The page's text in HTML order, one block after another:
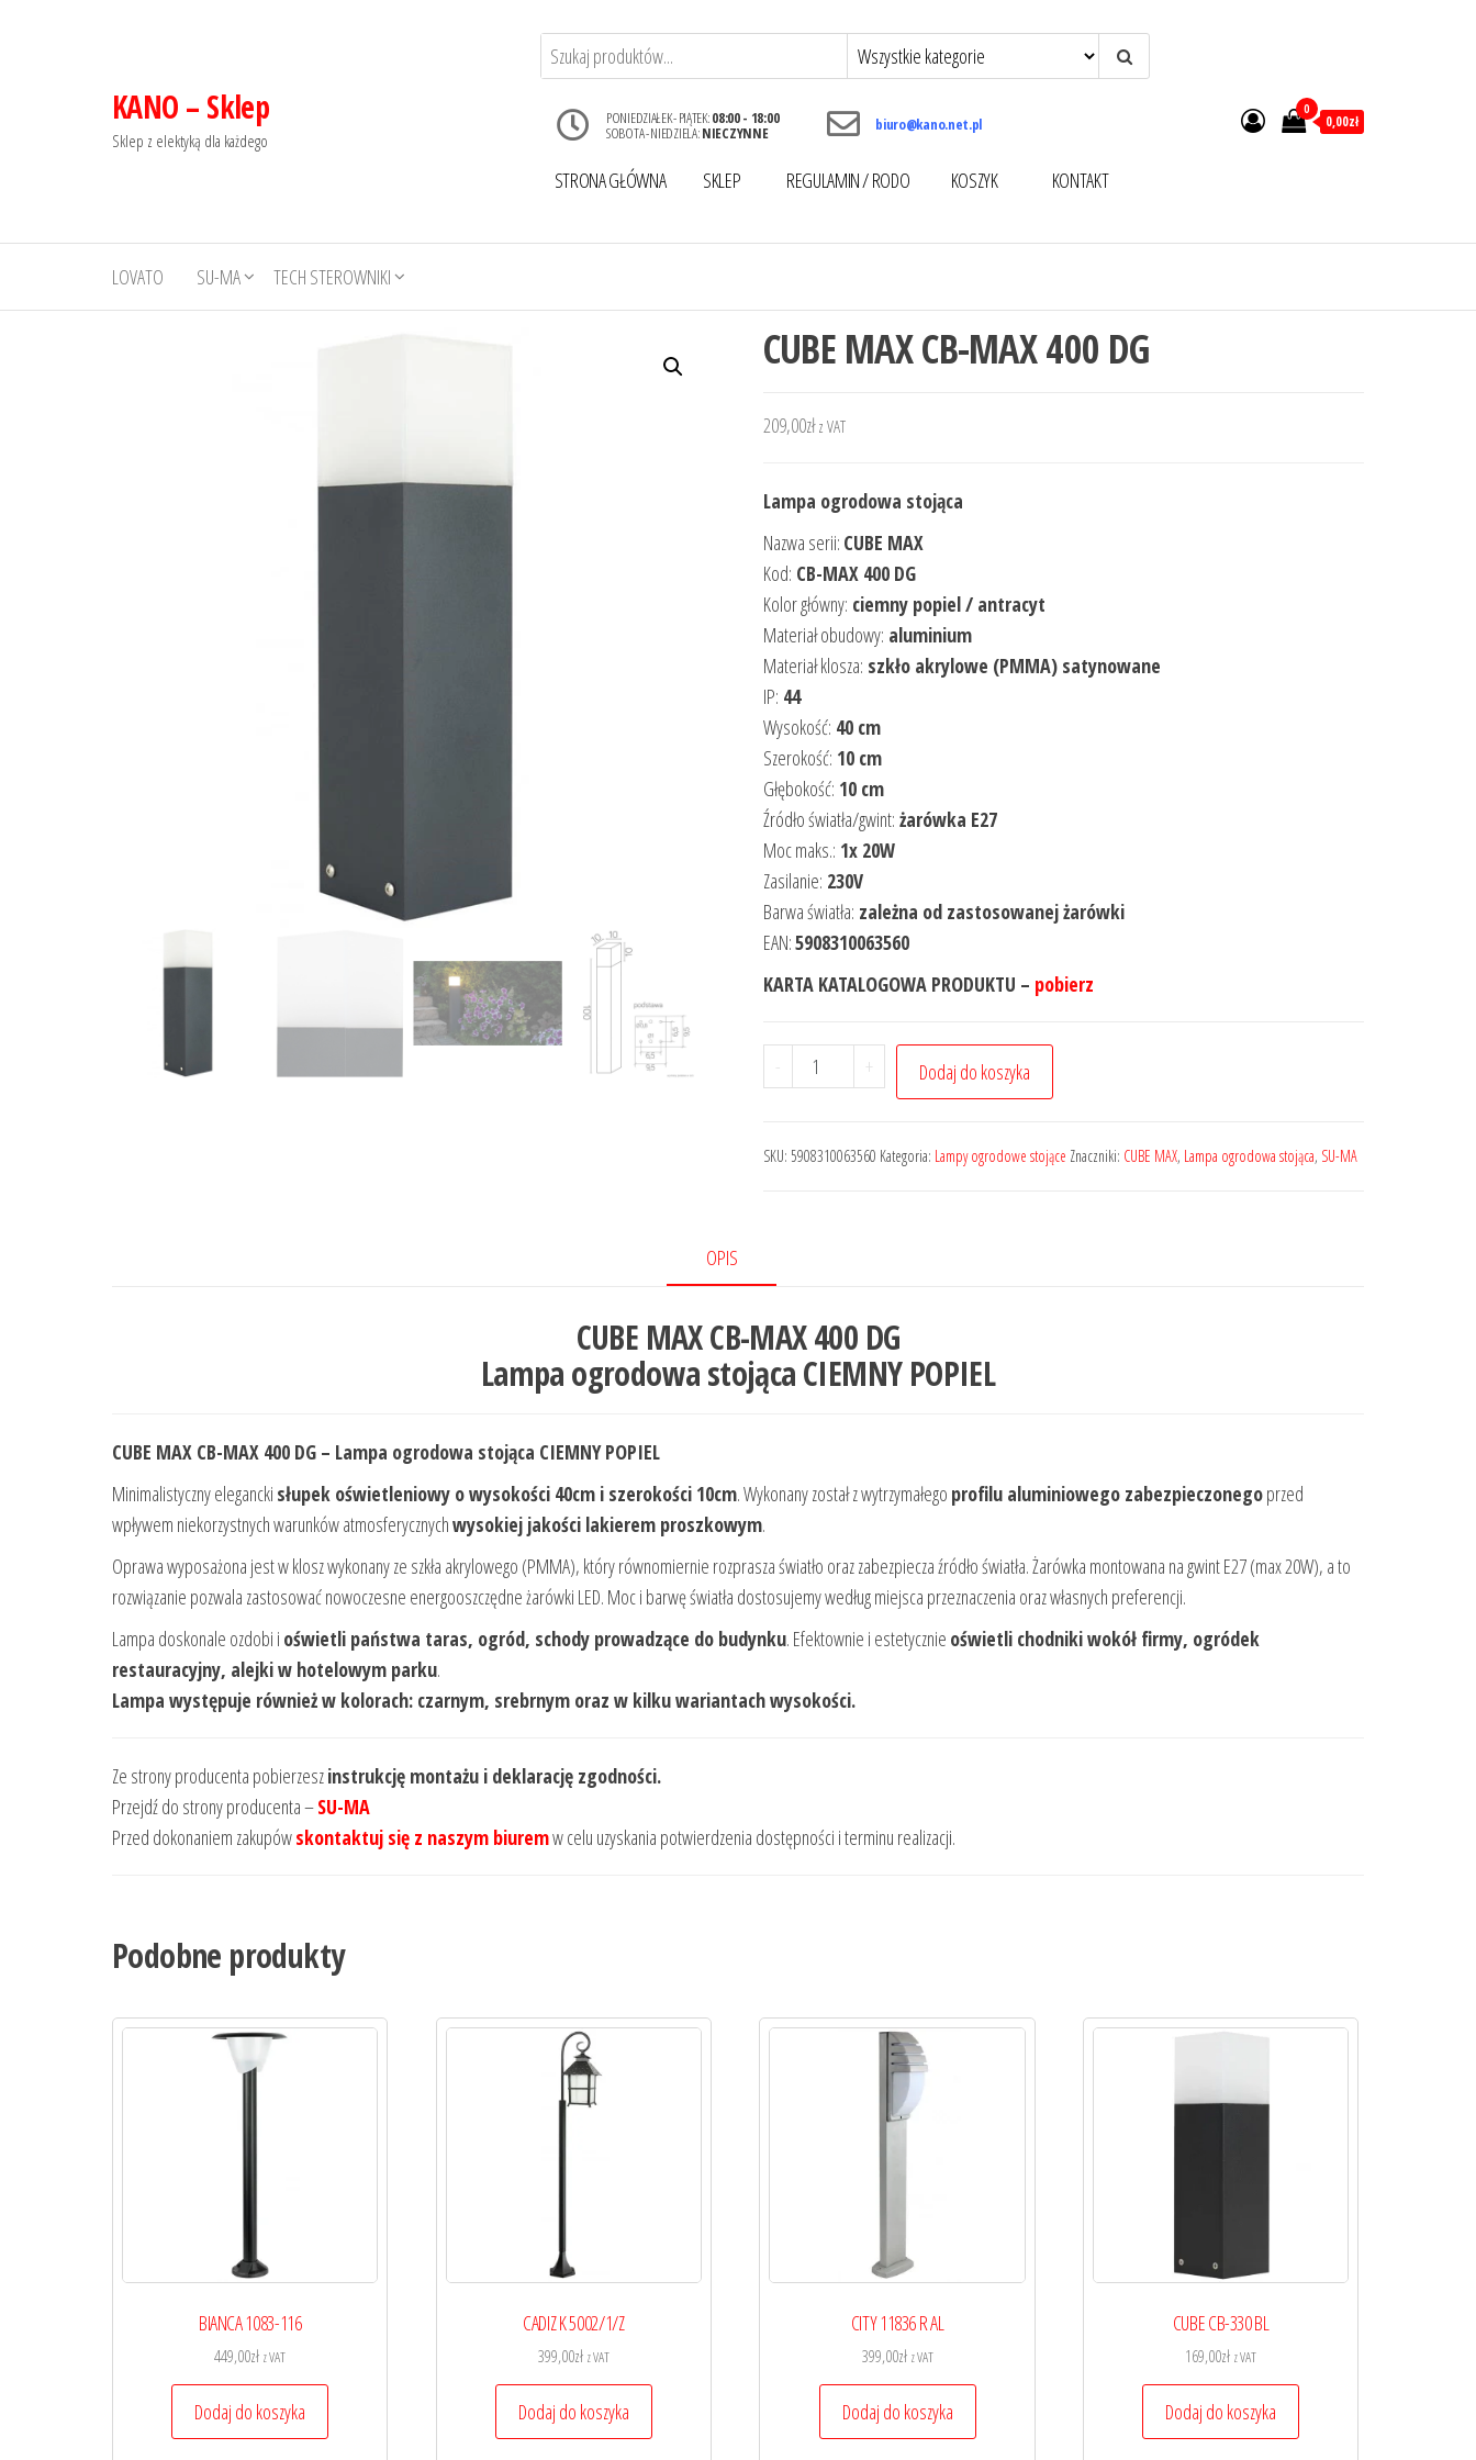
KANO – Sklep
Sklep z elektyką dla każdego
PONIEDZIAŁEK - PIĄTEK:08:00 - 18:00
SOBOTA - NIEDZIELA:NIECZYNNE biuro@kano.net.pl
STRONA GŁÓWNA SKLEP REGULAMIN / RODO KOSZYK KONTAKT
0
0,00zł
LOVATO SU-MA TECH STEROWNIKI
CUBE MAX CB-MAX 400 DG
209,00zł z VAT
Lampa ogrodowa stojąca
Nazwa serii: CUBE MAX
Kod: CB-MAX 400 DG
Kolor główny: ciemny popiel / antracyt
Materiał obudowy: aluminium
Materiał klosza: szkło akrylowe (PMMA) satynowane
IP: 44
Wysokość: 40 cm
Szerokość: 10 cm
Głębokość: 10 cm
Źródło światła/gwint: żarówka E27
Moc maks.: 1x 20W
Zasilanie: 230V
Barwa światła: zależna od zastosowanej żarówki
EAN:5908310063560
KARTA KATALOGOWA PRODUKTU – pobierz
- + Dodaj do koszyka
SKU: 5908310063560 Kategoria: Lampy ogrodowe stojące Znaczniki: CUBE MAX, Lampa ogrodowa stojąca, SU-MA
OPIS
CUBE MAX CB-MAX 400 DG
Lampa ogrodowa stojąca CIEMNY POPIEL
CUBE MAX CB-MAX 400 DG – Lampa ogrodowa stojąca CIEMNY POPIEL
Minimalistyczny elegancki słupek oświetleniowy o wysokości 40cm i szerokości 10cm. Wykonany został z wytrzymałego profilu aluminiowego zabezpieczonegoprzed
wpływem niekorzystnych warunków atmosferycznychwysokiej jakości lakierem proszkowym.
Oprawa wyposażona jest w klosz wykonany ze szkła akrylowego (PMMA), który równomiernie rozprasza światło oraz zabezpiecza źródło światła. Żarówka montowana na gwint E27 (max 20W), a to
rozwiązanie pozwala zastosować nowoczesne energooszczędne żarówki LED. Moc i barwę światła dostosujemy według miejsca przeznaczenia oraz własnych preferencji.
Lampa doskonale ozdobi i oświetli państwa taras, ogród, schody prowadzące do budynku. Efektownie i estetycznie oświetli chodniki wokół firmy, ogródek
restauracyjny, alejki w hotelowym parku.
Lampa występuje również w kolorach: czarnym, srebrnym oraz w kilku wariantach wysokości.
Ze strony producenta pobierzeszinstrukcję montażu i deklarację zgodności.
Przejdź do strony producenta –SU-MA
Przed dokonaniem zakupówskontaktuj się z naszym biuremw celu uzyskania potwierdzenia dostępności i terminu realizacji.
Podobne produkty
BIANCA 1083-116
449,00zł z VAT
Dodaj do koszyka
CADIZ K 5002/1/Z
399,00zł z VAT
Dodaj do koszyka
CITY 11836 R AL
399,00zł z VAT
Dodaj do koszyka
CUBE CB-330 BL
169,00zł z VAT
Dodaj do koszyka